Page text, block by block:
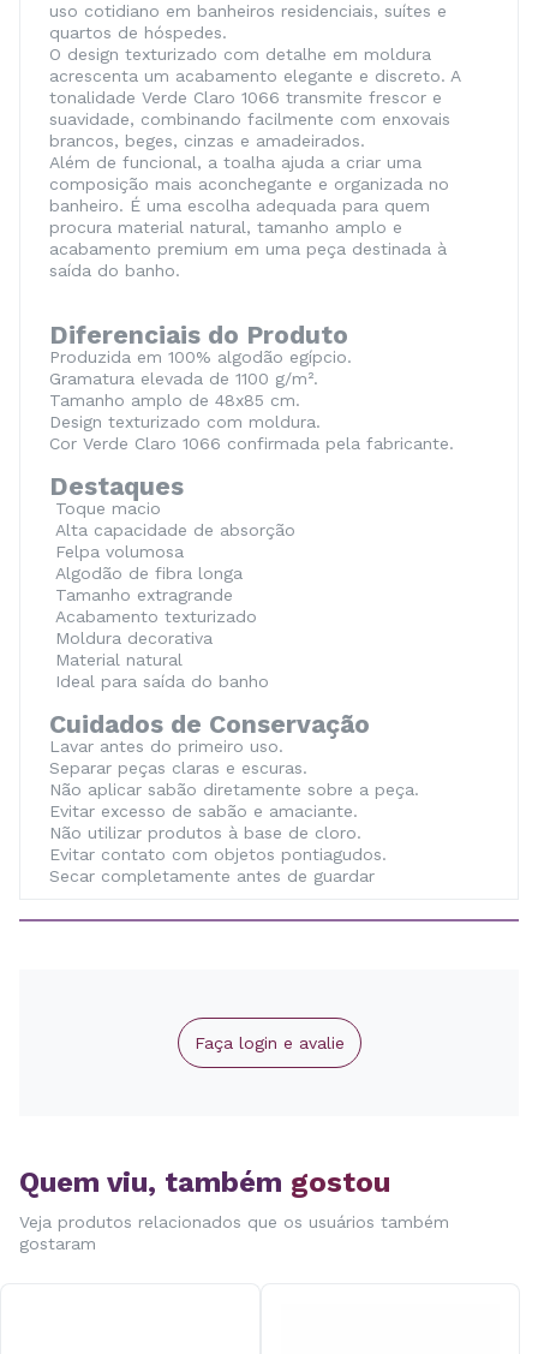
uso cotidiano em banheiros residenciais, suítes e
quartos de hóspedes.
O design texturizado com detalhe em moldura
acrescenta um acabamento elegante e discreto. A
tonalidade Verde Claro 1066 transmite frescor e
suavidade, combinando facilmente com enxovais
brancos, beges, cinzas e amadeirados.
Além de funcional, a toalha ajuda a criar uma
composição mais aconchegante e organizada no
banheiro. É uma escolha adequada para quem
procura material natural, tamanho amplo e
acabamento premium em uma peça destinada à
saída do banho.
Diferenciais do Produto
Produzida em 100% algodão egípcio.
Gramatura elevada de 1100 g/m².
Tamanho amplo de 48x85 cm.
Design texturizado com moldura.
Cor Verde Claro 1066 confirmada pela fabricante.
Destaques
Toque macio
Alta capacidade de absorção
Felpa volumosa
Algodão de fibra longa
Tamanho extragrande
Acabamento texturizado
Moldura decorativa
Material natural
Ideal para saída do banho
Cuidados de Conservação
Lavar antes do primeiro uso.
Separar peças claras e escuras.
Não aplicar sabão diretamente sobre a peça.
Evitar excesso de sabão e amaciante.
Não utilizar produtos à base de cloro.
Evitar contato com objetos pontiagudos.
Secar completamente antes de guardar
Forma de Lavagem
Não utilizar ferro a vapor.
Não lavar a seco.
Faça login e avalie
Quem viu, também gostou
Veja produtos relacionados que os usuários também
gostaram